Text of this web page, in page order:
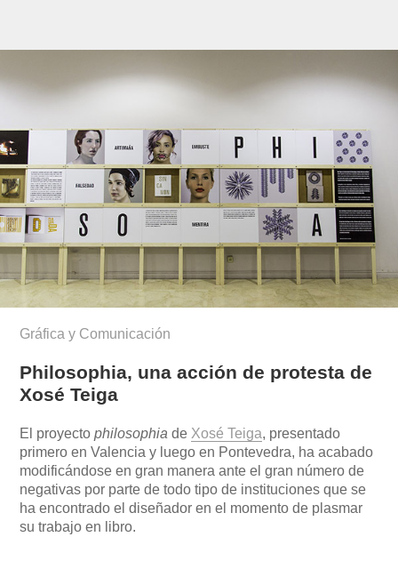
Gráfica y Comunicación
Philosophia, una acción de protesta de
Xosé Teiga
El proyectophilosophia de Xosé Teiga, presentado
primero en Valencia y luego en Pontevedra, ha acabado
modificándose en gran manera ante el gran número de
negativas por parte de todo tipo de instituciones que se
ha encontrado el diseñador en el momento de plasmar
su trabajo en libro.